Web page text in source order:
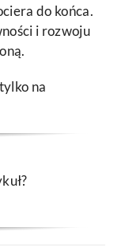
do końca.
i rozwoju
na